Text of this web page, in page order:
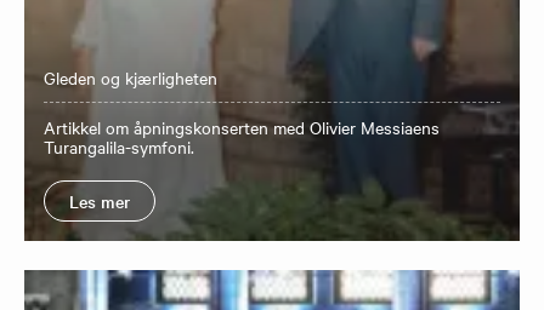
Gleden og kjærligheten
Artikkel om åpningskonserten med Olivier Messiaens
Turangalila-symfoni.
Les mer